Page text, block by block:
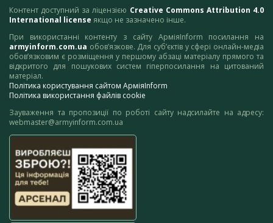
Контент доступний за ліцензією Creative Commons Attribution 4.0
International license якщо не зазначено інше.
При використанні контенту з сайту АрміяInform посилання на
armyinform.com.ua обов’язкове. Для суб’єктів у сфері онлайн-медіа
обов’язковим є розміщення у першому абзаці матеріалу прямого та
відкритого для пошукових систем гіперпосилання на цитований
матеріал.
Політика користування сайтом АрміяInform
Політика використання файлів cookie
Зауваження та пропозиції по роботі сайту надсилайте на адресу:
webmaster@armyinform.com.ua